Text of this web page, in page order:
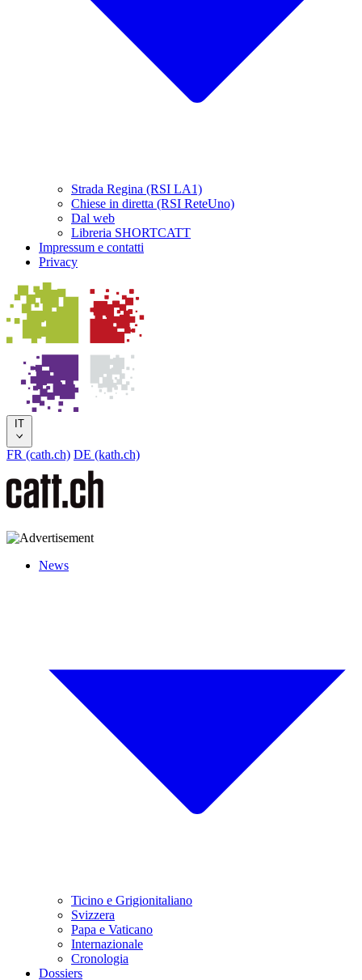
Strada Regina (RSI LA1)
Chiese in diretta (RSI ReteUno)
Dal web
Libreria SHORTCATT
Impressum e contatti
Privacy
IT
FR (cath.ch) DE (kath.ch)
News
Ticino e Grigionitaliano
Svizzera
Papa e Vaticano
Internazionale
Cronologia
Dossiers